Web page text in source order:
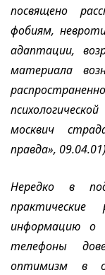
посвящено
фобиям,
адаптации,
материала
москвич
правда»,
Нередко в
информацию о
телефоны
оптимизм в